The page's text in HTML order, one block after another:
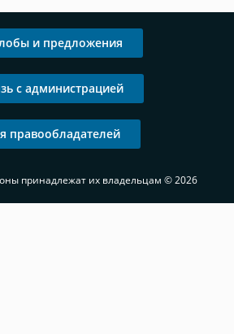
и предложения
с администрацией
правообладателей
принадлежат их владельцам © 2026